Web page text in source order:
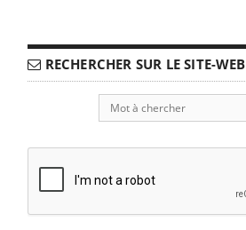
RECHERCHER SUR LE SITE-WEB